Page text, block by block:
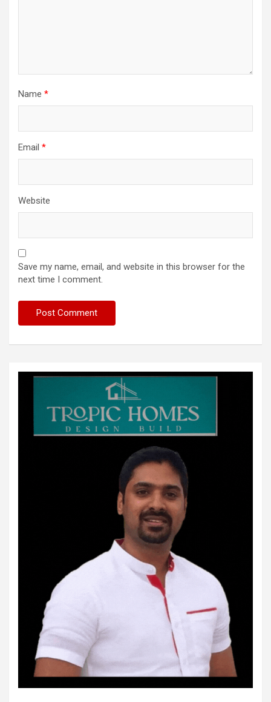
Name *
Email *
Website
Save my name, email, and website in this browser for the
next time I comment.